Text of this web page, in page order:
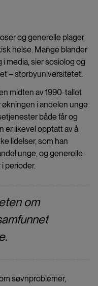
og generelle plager
helse. Mange blander
media, sier sosiolog og
– storbyuniversitetet.
midten av 1990-tallet
økningen i andelen unge
både får og
er likevel opptatt av å
lidelser, som han
unge, og generelle
perioder.
om
søvnproblemer,